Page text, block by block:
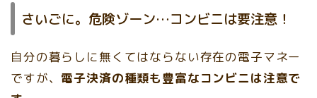
さいごに。危険ゾーン…コンビニは要注意！
自分の暮らしに無くてはならない存在の電子マネー
ですが、 電子決済の種類も豊富なコンビニは注意で